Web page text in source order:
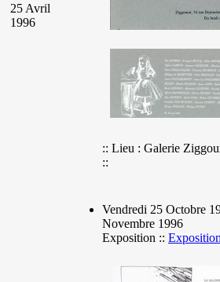
25 Avril
1996
:: Lieu : Galerie
::
Vendredi 25 Octobre
Novembre 1996
Exposition ::